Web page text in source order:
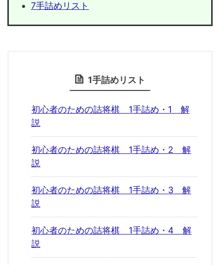
7手詰めリスト
1手詰めリスト
初心者のための詰将棋 1手詰め・1 解
説
初心者のための詰将棋 1手詰め・2 解
説
初心者のための詰将棋 1手詰め・3 解
説
初心者のための詰将棋 1手詰め・4 解
説